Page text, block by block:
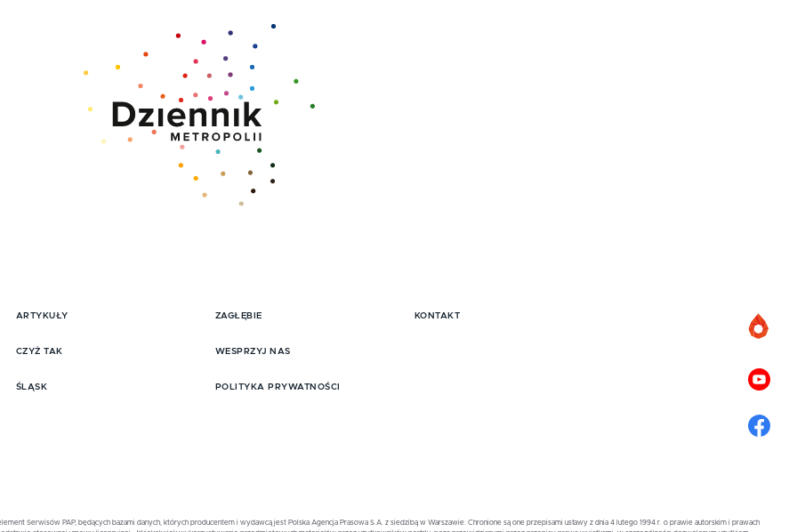
się do Newslttera
ARTYKUŁY
CZYŻ TAK
ŚLĄSK
ZAGŁĘBIE
WESPRZYJ NAS
POLITYKA PRYWATNOŚCI
KONTAKT
Serwisów PAP, będących bazami danych, których producentem i wydawcą jest Polska Agencja Prasowa S.A. z siedzibą w Warszawie. Chronione są one przepisami ustawy z dnia 4 lutego 1994 r. o prawie autorskim i prawach